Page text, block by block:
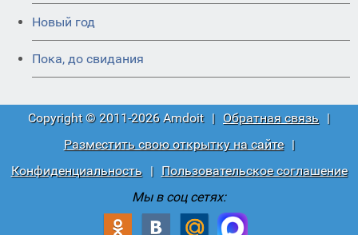
Новый год
Пока, до свидания
Copyright © 2011-2026 Amdoit | Обратная связь |
Разместить свою открытку на сайте
|
Конфиденциальность
|
Пользовательское соглашение
Мы в соц сетях: